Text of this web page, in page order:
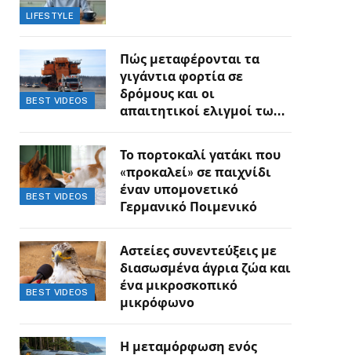
LIFESTYLE
BEST VIDEOS
Πώς μεταφέρονται τα
γιγάντια φορτία σε
δρόμους και οι
απαιτητικοί ελιγμοί των
BEST VIDEOS
Το πορτοκαλί γατάκι που
«προκαλεί» σε παιχνίδι
έναν υπομονετικό
Γερμανικό Ποιμενικό
BEST VIDEOS
Αστείες συνεντεύξεις με
διασωσμένα άγρια ζώα και
ένα μικροσκοπικό
μικρόφωνο
Η μεταμόρφωση ενός